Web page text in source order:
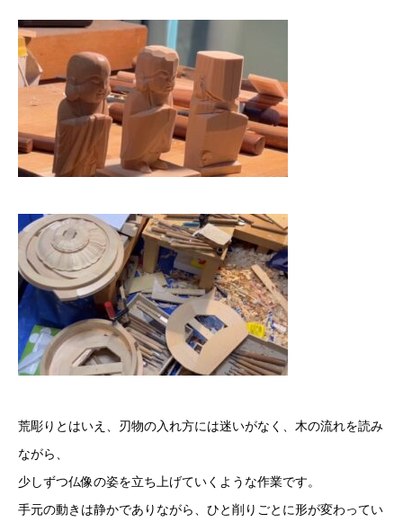
荒彫りとはいえ、刃物の⼊れ⽅には迷いがなく、⽊の流れを読み
ながら、
少しずつ仏像の姿を⽴ち上げていくような作業です。
⼿元の動きは静かでありながら、ひと削りごとに形が変わってい